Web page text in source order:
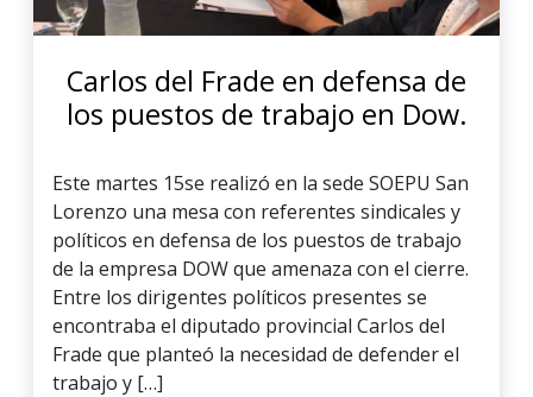
Carlos del Frade en defensa de
los puestos de trabajo en Dow.
Este martes 15se realizó en la sede SOEPU San
Lorenzo una mesa con referentes sindicales y
políticos en defensa de los puestos de trabajo
de la empresa DOW que amenaza con el cierre.
Entre los dirigentes políticos presentes se
encontraba el diputado provincial Carlos del
Frade que planteó la necesidad de defender el
trabajo y […]